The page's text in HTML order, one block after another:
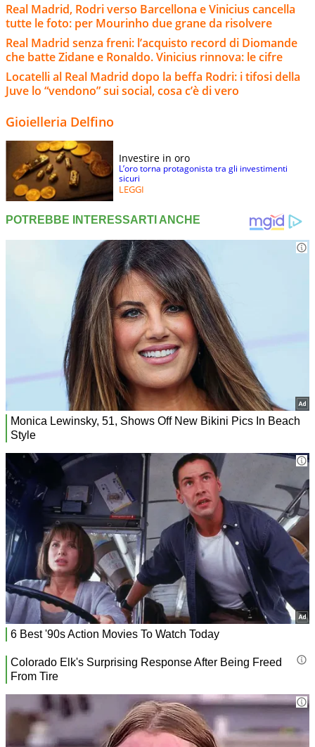
Real Madrid, Rodri verso Barcellona e Vinicius cancella
tutte le foto: per Mourinho due grane da risolvere
Real Madrid senza freni: l’acquisto record di Diomande
che batte Zidane e Ronaldo. Vinicius rinnova: le cifre
Locatelli al Real Madrid dopo la beffa Rodri: i tifosi della
Juve lo “vendono” sui social, cosa c’è di vero
Gioielleria Delfino
Investire in oro
L’oro torna protagonista tra gli investimenti
sicuri
LEGGI